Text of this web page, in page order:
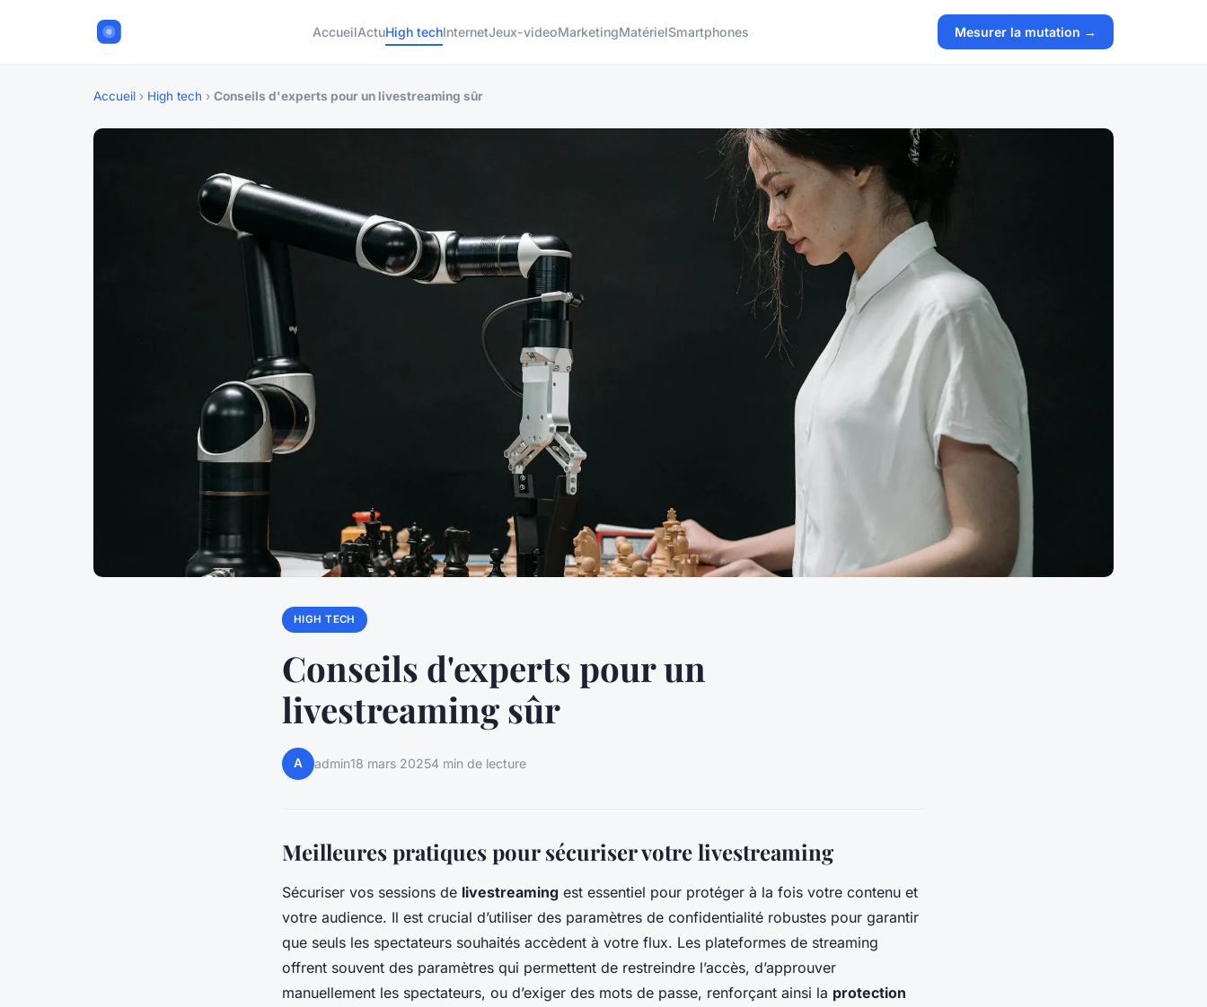
AccueilActuHigh techInternetJeux-videoMarketingMatérielSmartphones Mesurer la mutation →
Accueil › High tech › Conseils d'experts pour un livestreaming sûr
HIGH TECH
Conseils d'experts pour un
livestreaming sûr
A admin18 mars 20254 min de lecture
Meilleures pratiques pour sécuriser votre livestreaming
Sécuriser vos sessions de livestreaming est essentiel pour protéger à la fois votre contenu et
votre audience. Il est crucial d’utiliser des paramètres de confidentialité robustes pour garantir
que seuls les spectateurs souhaités accèdent à votre flux. Les plateformes de streaming
offrent souvent des paramètres qui permettent de restreindre l’accès, d’approuver
manuellement les spectateurs, ou d’exiger des mots de passe, renforçant ainsi la protection